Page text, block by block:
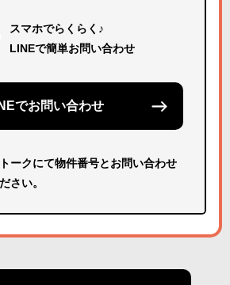
スマホでらくらく♪
LINEで簡単お問い合わせ
でお問い合わせ
ークにて物件番号とお問い合わせ
さい。